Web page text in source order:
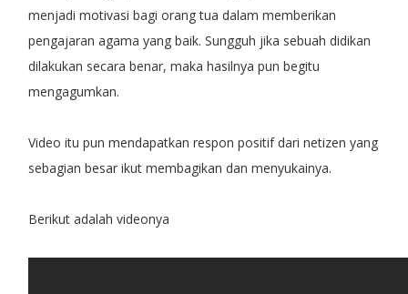
menjadi motivasi bagi orang tua dalam memberikan
pengajaran agama yang baik. Sungguh jika sebuah didikan
dilakukan secara benar, maka hasilnya pun begitu
mengagumkan.
Video itu pun mendapatkan respon positif dari netizen yang
sebagian besar ikut membagikan dan menyukainya.
Berikut adalah videonya